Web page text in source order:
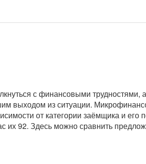
с финансовыми трудностями,
выходом из ситуации.
от категории заёмщика и
их 92. Здесь можно сравнить